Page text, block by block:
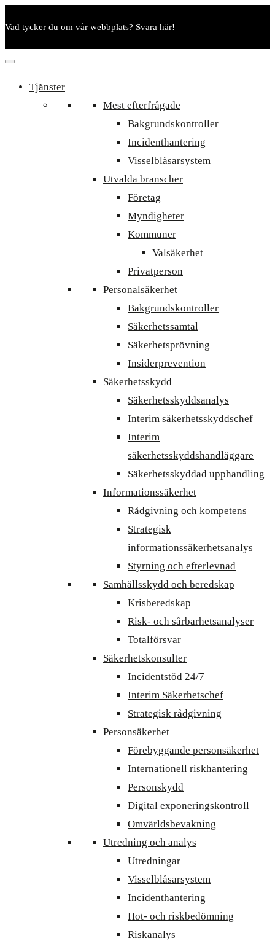
Vad tycker du om vår webbplats? Svara här!
Tjänster
Mest efterfrågade
Bakgrundskontroller
Incidenthantering
Visselblåsarsystem
Utvalda branscher
Företag
Myndigheter
Kommuner
Valsäkerhet
Privatperson
Personalsäkerhet
Bakgrundskontroller
Säkerhetssamtal
Säkerhetsprövning
Insiderprevention
Säkerhetsskydd
Säkerhetsskyddsanalys
Interim säkerhetsskyddschef
Interim
säkerhetsskyddshandläggare
Säkerhetsskyddad upphandling
Informationssäkerhet
Rådgivning och kompetens
Strategisk
informationssäkerhetsanalys
Styrning och efterlevnad
Samhällsskydd och beredskap
Krisberedskap
Risk- och sårbarhetsanalyser
Totalförsvar
Säkerhetskonsulter
Incidentstöd 24/7
Interim Säkerhetschef
Strategisk rådgivning
Personsäkerhet
Förebyggande personsäkerhet
Internationell riskhantering
Personskydd
Digital exponeringskontroll
Omvärldsbevakning
Utredning och analys
Utredningar
Visselblåsarsystem
Incidenthantering
Hot- och riskbedömning
Riskanalys